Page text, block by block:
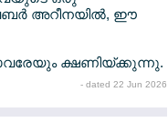
അറീനയില്‍, ഈ
ക്ഷണിയ്ക്കുന്നു.
- dated 22 Jun 2026